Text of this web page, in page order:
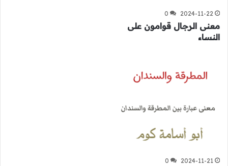
2024-11-22
0
معنى الرجال قوامون على
النساء
2024-11-21
0